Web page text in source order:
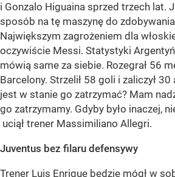
i Gonzalo Higuaina sprzed trzech lat.
sposób na tę maszynę do
Największym zagrożeniem dla
oczywiście Messi. Statystyki
mówią same za siebie. Rozegrał 56
Barcelony. Strzelił 58 goli i zaliczył
jest w stanie go zatrzymać? Mam
go zatrzymamy. Gdyby było inaczej,
uciął trener Massimiliano Allegri.
Juventus bez filaru defensywy
Trener Luis Enrique będzie mógł w